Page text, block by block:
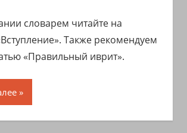
словарем читайте на
Также рекомендуем
«Правильный иврит».